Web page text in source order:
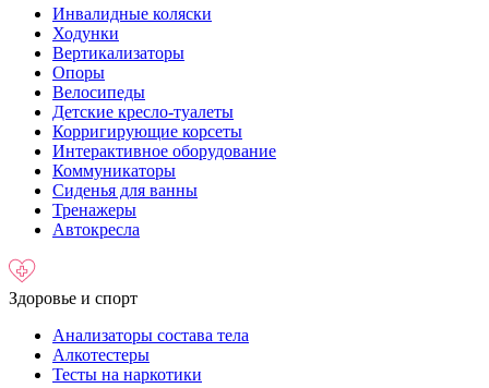
Инвалидные коляски
Ходунки
Вертикализаторы
Опоры
Велосипеды
Детские кресло-туалеты
Корригирующие корсеты
Интерактивное оборудование
Коммуникаторы
Сиденья для ванны
Тренажеры
Автокресла
Здоровье и спорт
Анализаторы состава тела
Алкотестеры
Тесты на наркотики